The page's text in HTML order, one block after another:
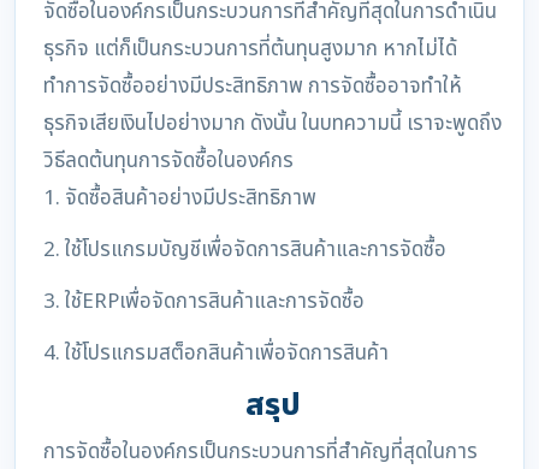
จัดซื้อในองค์กรเป็นกระบวนการที่สำคัญที่สุดในการดำเนิน
ธุรกิจ แต่ก็เป็นกระบวนการที่ต้นทุนสูงมาก หากไม่ได้
ทำการจัดซื้ออย่างมีประสิทธิภาพ การจัดซื้ออาจทำให้
ธุรกิจเสียเงินไปอย่างมาก ดังนั้น ในบทความนี้ เราจะพูดถึง
วิธีลดต้นทุนการจัดซื้อในองค์กร
1. จัดซื้อสินค้าอย่างมีประสิทธิภาพ
2. ใช้โปรแกรมบัญชีเพื่อจัดการสินค้าและการจัดซื้อ
3. ใช้ERPเพื่อจัดการสินค้าและการจัดซื้อ
4. ใช้โปรแกรมสต็อกสินค้าเพื่อจัดการสินค้า
สรุป
การจัดซื้อในองค์กรเป็นกระบวนการที่สำคัญที่สุดในการ